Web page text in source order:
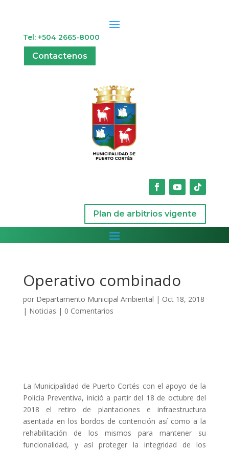
Tel: +504 2665-8000
Contactenos
Plan de arbitrios vigente
Operativo combinado
por Departamento Municipal Ambiental | Oct 18, 2018
| Noticias | 0 Comentarios
La Municipalidad de Puerto Cortés con el apoyo de la
Policía Preventiva, inició a partir del 18 de octubre del
2018 el retiro de plantaciones e infraestructura
asentada en los bordos de contención así como a la
rehabilitación de los mismos para mantener su
funcionalidad, y así proteger la integridad de los